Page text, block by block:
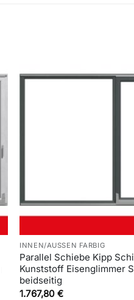
INNEN/AUSSEN FARBIG
Parallel Schiebe Kipp
Kunststoff Eisenglimmer
beidseitig
1.767,80€